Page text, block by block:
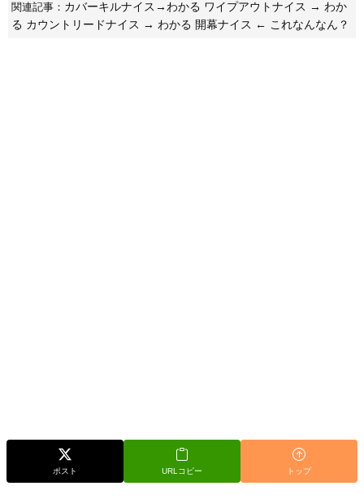
関連記事： カバーキルナイス→わかる ワイプアウトナイス → わか
る カウントリードナイス → わかる 開幕ナイス ← これなんなん？
ポスト URLコピー トップ